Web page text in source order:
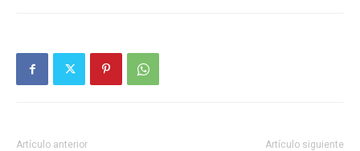
Artículo anterior Artículo siguiente